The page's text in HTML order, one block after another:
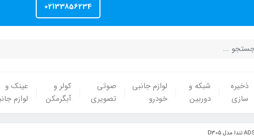
02133856234
ذخیره
سازی
شبکه و
دوربین
لوازم جانبی
خودرو
صوتی
تصویری
کولر و
آبگرمکن
عینک و
لوازم